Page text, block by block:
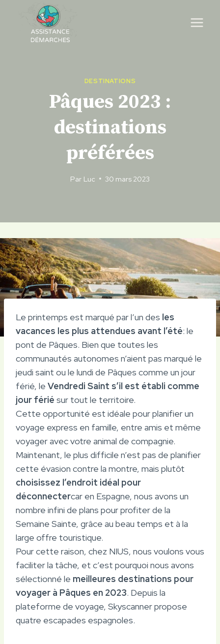
content
DESTINATIONS
Pâques 2023 :
destinations
préférées
Par Luc 30 mars 2023
Le printemps est marqué par l’un des les
vacances les plus attendues avant l’été: le
pont de Pâques. Bien que toutes les
communautés autonomes n’aient pas marqué le
jeudi saint ou le lundi de Pâques comme un jour
férié, le Vendredi Saint s’il est établi comme
jour férié sur tout le territoire.
Cette opportunité est idéale pour planifier un
voyage express en famille, entre amis et même
voyager avec votre animal de compagnie.
Maintenant, le plus difficile n’est pas de planifier
cette évasion contre la montre, mais plutôt
choisissez l’endroit idéal pour
déconnectercar en Espagne, nous avons un
nombre infini de plans pour profiter de la
Semaine Sainte, grâce au beau temps et à la
large offre touristique.
Pour cette raison, chez NIUS, nous voulons vous
faciliter la tâche, et c’est pourquoi nous avons
sélectionné le meilleures destinations pour
voyager à Pâques en 2023. Depuis la
plateforme de voyage, Skyscanner propose
quatre escapades espagnoles.